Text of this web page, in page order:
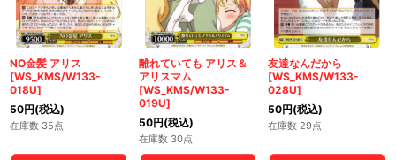
NO金髪 アリス
[WS_KMS/W133-
018U]
50円(税込)
在庫数 35点
離れていても アリス＆
アリスマム
[WS_KMS/W133-
019U]
50円(税込)
在庫数 30点
友達なんだから
[WS_KMS/W133-
028U]
50円(税込)
在庫数 29点